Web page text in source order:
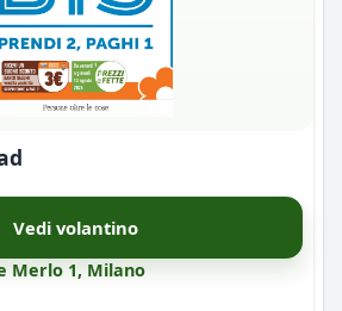
Vedi volantino
Merlo 1, Milano